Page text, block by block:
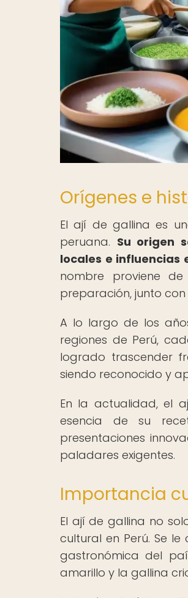
Orígenes e
El ají de gallina es
peruana. Su origen
locales e influencias
nombre proviene
preparación, junto
A lo largo de los
regiones de Perú,
logrado trascender
siendo reconocido y
En la actualidad, el
esencia de su
presentaciones
paladares exigentes.
Importancia
El ají de gallina no
cultural en Perú. Se
gastronómica del
amarillo y la gallina